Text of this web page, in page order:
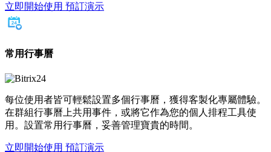
立即開始使用 預訂演示
常用行事曆
每位使用者皆可輕鬆設置多個行事曆，獲得客製化專屬體驗。
在群組行事曆上共用事件，或將它作為您的個人排程工具使
用。設置常用行事曆，妥善管理寶貴的時間。
立即開始使用 預訂演示